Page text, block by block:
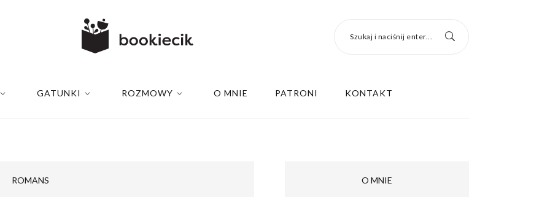
Szukaj i naciśnij enter...
GATUNKI ROZMOWY O MNIE PATRONI KONTAKT
ROMANS O MNIE